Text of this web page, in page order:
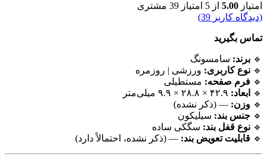
امتیاز 5.00 از 5 امتیاز 39 مشتری
(دیدگاه کاربر 39
)
تماس بگیرید
🔹 برند: سامسونگ
🔹 نوع کاربری: ورزشی | روزمره
🔹 فرم صفحه: مستطیلی
🔹
ابعاد:
🔹 وزن: — (ذکر نشده)
🔹 جنس بند: سیلیکون
🔹 نوع قفل بند: سگکی ساده
🔹 قابلیت تعویض بند: — (ذکر نشده، احتمالاً دارد)